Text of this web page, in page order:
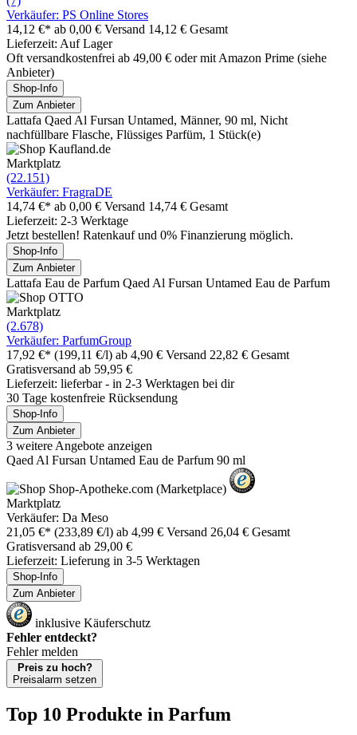
Verkäufer: PS Online Stores
14,12 €* ab 0,00 € Versand 14,12 € Gesamt
Lieferzeit: Auf Lager
Oft versandkostenfrei ab 49,00 € oder mit Amazon Prime (siehe
Anbieter)
Shop-Info
Zum Anbieter
Lattafa Qaed Al Fursan Untamed, Männer, 90 ml, Nicht
nachfüllbare Flasche, Flüssiges Parfüm, 1 Stück(e)
Marktplatz
(22.151)
Verkäufer: FragraDE
14,74 €* ab 0,00 € Versand 14,74 € Gesamt
Lieferzeit: 2-3 Werktage
Jetzt bestellen! Ratenkauf und 0% Finanzierung möglich.
Shop-Info
Zum Anbieter
Lattafa Eau de Parfum Qaed Al Fursan Untamed Eau de Parfum
Marktplatz
(2.678)
Verkäufer: ParfumGroup
17,92 €* (199,11 €/l) ab 4,90 € Versand 22,82 € Gesamt
Gratisversand ab 59,95 €
Lieferzeit: lieferbar - in 2-3 Werktagen bei dir
30 Tage kostenfreie Rücksendung
Shop-Info
Zum Anbieter
3 weitere Angebote anzeigen
Qaed Al Fursan Untamed Eau de Parfum 90 ml
Marktplatz
Verkäufer: Da Meso
21,05 €* (233,89 €/l) ab 4,99 € Versand 26,04 € Gesamt
Gratisversand ab 29,00 €
Lieferzeit: Lieferung in 3-5 Werktagen
Shop-Info
Zum Anbieter
inklusive Käuferschutz
Fehler entdeckt?
Fehler melden
Preis zu hoch?
Preisalarm setzen
Top 10 Produkte in Parfum